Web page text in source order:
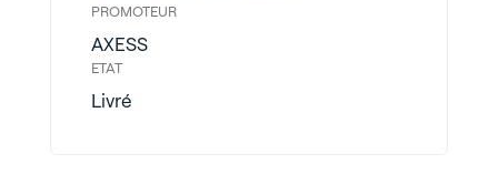
PROMOTEUR
AXESS
ETAT
Livré